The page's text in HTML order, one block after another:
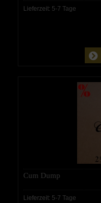
Lieferzeit: 5-7 Tage
Cum Dump
Lieferzeit: 5-7 Tage